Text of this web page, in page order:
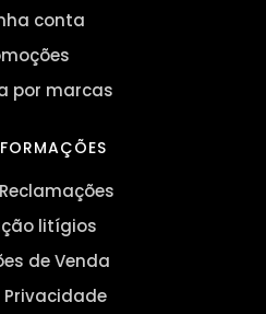
conta
por marcas
litígios
de Venda